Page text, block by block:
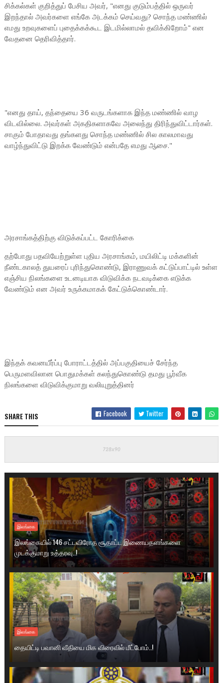
சிக்கல்கள் குறித்துப் பேசிய அவர், "எனது குடும்பத்தில் ஒருவர்
இறந்தால் அவர்களை எங்கே அடக்கம் செய்வது? சொந்த மண்ணில்
எமது உறவுகளைப் புதைக்கக்கூட இடமில்லாமல் தவிக்கிறோம்" என
வேதனை தெரிவித்தார்.
"எனது தாய், தந்தையை 36 வருடங்களாக இந்த மண்ணில் வாழ
விடவில்லை. அவர்கள் அகதிகளாகவே அலைந்து திரிந்துவிட்டார்கள்.
சாகும் போதாவது தங்களது சொந்த மண்ணில் சில காலமாவது
வாழ்ந்துவிட்டு இறக்க வேண்டும் என்பதே எமது ஆசை."
அரசாங்கத்திற்கு விடுக்கப்பட்ட கோரிக்கை
தற்போது பதவியேற்றுள்ள புதிய அரசாங்கம், மயிலிட்டி மக்களின்
நீண்டகாலத் துயரைப் புரிந்துகொண்டு, இராணுவக் கட்டுப்பாட்டில் உள்ள
எஞ்சிய நிலங்களை உடனடியாக விடுவிக்க நடவடிக்கை எடுக்க
வேண்டும் என அவர் உருக்கமாகக் கேட்டுக்கொண்டார்.
இந்தக் கவனயீர்ப்பு போராட்டத்தில் அப்பகுதியைச் சேர்ந்த
பெருமளவிலான பொதுமக்கள் கலந்துகொண்டு தமது பூர்வீக
நிலங்களை விடுவிக்குமாறு வலியுறுத்தினர்
SHARE THIS Facebook Twitter
இலங்கை
இலங்கையில் 146 சட்டவிரோத சூதாட்ட இணையதளங்களை
முடக்குமாறு உத்தரவு..!
இலங்கை
தையிட்டி பவானி வீதியை மிக விரைவில் மீட்போம்..!